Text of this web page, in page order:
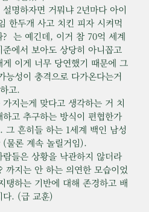
명하자면 거뭐냐 2년마다 아이
한두개 사고 치킨 피자 시켜먹
? 는 예긴데, 이거 참 70억 세계
에서 보아도 상당히 아니꼽고
이게 너무 당연했기 때문에 그
능성이 충격으로 다가온다는거
고.
지는게 맞다고 생각하는 거 치
고 추구하는 방식이 편협한가
그 흔히들 하는 1세계 백인 남성
물론 계속 놀릴거임).
들은 상황을 낙관하지 않더라
까지는 안 하는 의연한 모습이었
탱하는 기반에 대해 존경하고 배
다. (급 교훈)